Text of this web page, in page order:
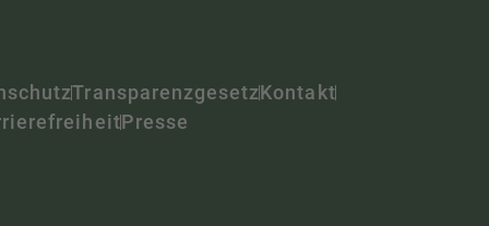
TransparenzgesetzKontakt
Presse